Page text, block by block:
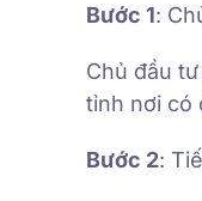
Bước 1:
Chủ đầu
tỉnh nơi có
Bước 2: